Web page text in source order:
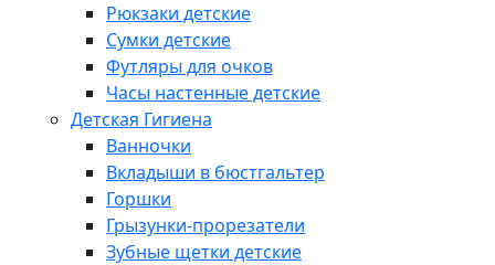
Рюкзаки детские
Сумки детские
Футляры для очков
Часы настенные детские
Детская Гигиена
Ванночки
Вкладыши в бюстгальтер
Горшки
Грызунки-прорезатели
Зубные щетки детские